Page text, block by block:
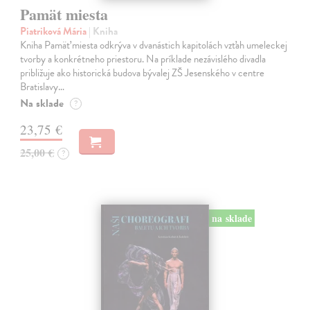
Pamät miesta
Piatriková Mária| Kniha
Kniha Pamäť miesta odkrýva v dvanástich kapitolách vzťah umeleckej
tvorby a konkrétneho priestoru. Na príklade nezávislého divadla
približuje ako historická budova bývalej ZŠ Jesenského v centre
Bratislavy…
Na sklade ?
23,75 €
25,00 € ?
na sklade